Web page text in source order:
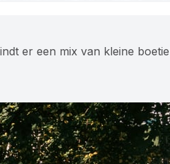
er een mix van kleine